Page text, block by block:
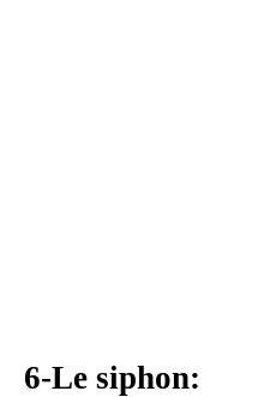
6-Le siphon: